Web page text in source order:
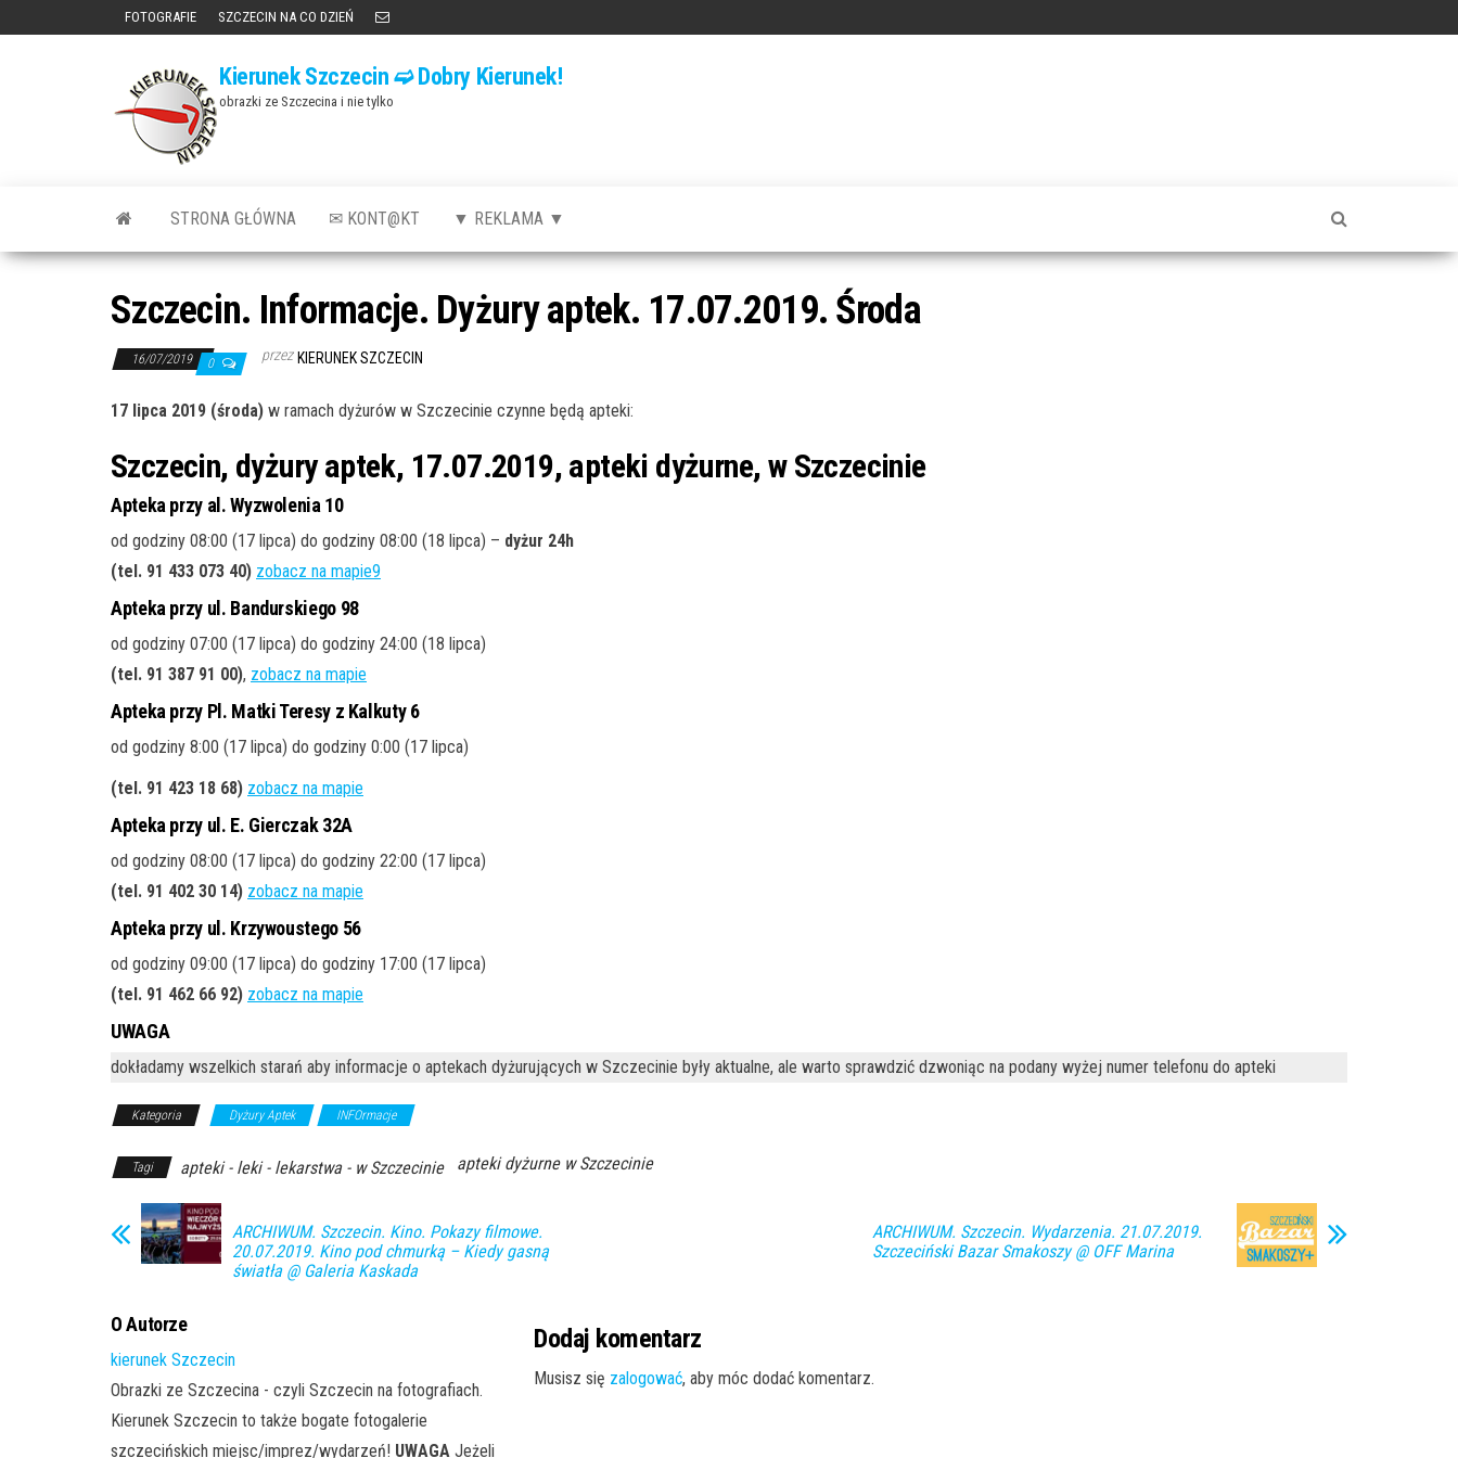
FOTOGRAFIE SZCZECIN NA CO DZIEŃ
Kierunek Szczecin ➫ Dobry Kierunek!
obrazki ze Szczecina i nie tylko
STRONA GŁÓWNA ✉ KONT@KT ▼ REKLAMA ▼
Szczecin. Informacje. Dyżury aptek. 17.07.2019. Środa
16/07/2019 0 przez KIERUNEK SZCZECIN
17 lipca 2019 (środa) w ramach dyżurów w Szczecinie czynne będą apteki:
Szczecin, dyżury aptek, 17.07.2019, apteki dyżurne, w Szczecinie
Apteka przy al. Wyzwolenia 10
od godziny 08:00 (17 lipca) do godziny 08:00 (18 lipca) – dyżur 24h
(tel. 91 433 073 40) zobacz na mapie9
Apteka przy ul. Bandurskiego 98
od godziny 07:00 (17 lipca) do godziny 24:00 (18 lipca)
(tel. 91 387 91 00), zobacz na mapie
Apteka przy Pl. Matki Teresy z Kalkuty 6
od godziny 8:00 (17 lipca) do godziny 0:00 (17 lipca)
(tel. 91 423 18 68) zobacz na mapie
Apteka przy ul. E. Gierczak 32A
od godziny 08:00 (17 lipca) do godziny 22:00 (17 lipca)
(tel. 91 402 30 14) zobacz na mapie
Apteka przy ul. Krzywoustego 56
od godziny 09:00 (17 lipca) do godziny 17:00 (17 lipca)
(tel. 91 462 66 92) zobacz na mapie
UWAGA
dokładamy wszelkich starań aby informacje o aptekach dyżurujących w Szczecinie były aktualne, ale warto sprawdzić dzwoniąc na podany wyżej numer telefonu do apteki
Kategoria Dyżury Aptek INFOrmacje
Tagi apteki - leki - lekarstwa - w Szczecinie apteki dyżurne w Szczecinie
ARCHIWUM. Szczecin. Kino. Pokazy filmowe.
20.07.2019. Kino pod chmurką – Kiedy gasną
światła @ Galeria Kaskada
ARCHIWUM. Szczecin. Wydarzenia. 21.07.2019.
Szczeciński Bazar Smakoszy @ OFF Marina
O Autorze
kierunek Szczecin
Obrazki ze Szczecina - czyli Szczecin na fotografiach.
Kierunek Szczecin to także bogate fotogalerie
szczecińskich miejsc/imprez/wydarzeń! UWAGA Jeżeli
Dodaj komentarz
Musisz się zalogować, aby móc dodać komentarz.